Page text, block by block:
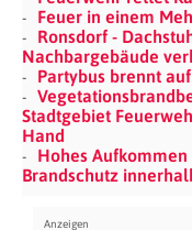
Feuer in einem
Ronsdorf -
Nachbargebäude
Partybus brennt
Stadtgebiet
Hand
Hohes
Brandschutz